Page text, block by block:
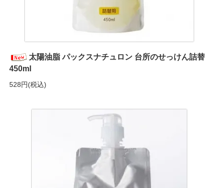
太陽油脂 パックスナチュロン 台所のせっけん詰替
450ml
528円(税込)